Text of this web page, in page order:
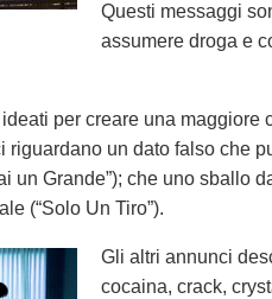
Questi messaggi
assumere droga e
per creare una
riguardano un dato falso che
un Grande”); che uno sballo
(“Solo Un Tiro”).
Gli altri annunci
cocaina, crack,